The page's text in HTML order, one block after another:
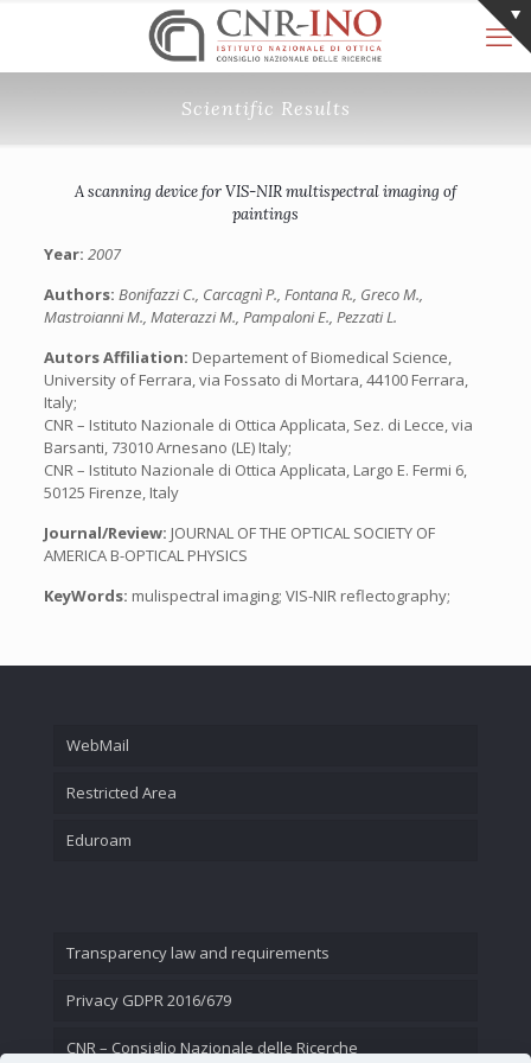
Scientific Results
A scanning device for VIS-NIR multispectral imaging of
paintings
Year: 2007
Authors: Bonifazzi C., Carcagnì P., Fontana R., Greco M.,
Mastroianni M., Materazzi M., Pampaloni E., Pezzati L.
Autors Affiliation: Departement of Biomedical Science,
University of Ferrara, via Fossato di Mortara, 44100 Ferrara,
Italy;
CNR – Istituto Nazionale di Ottica Applicata, Sez. di Lecce, via
Barsanti, 73010 Arnesano (LE) Italy;
CNR – Istituto Nazionale di Ottica Applicata, Largo E. Fermi 6,
50125 Firenze, Italy
Journal/Review: JOURNAL OF THE OPTICAL SOCIETY OF
AMERICA B-OPTICAL PHYSICS
KeyWords: mulispectral imaging; VIS-NIR reflectography;
WebMail
Restricted Area
Eduroam
Transparency law and requirements
Privacy GDPR 2016/679
CNR – Consiglio Nazionale delle Ricerche